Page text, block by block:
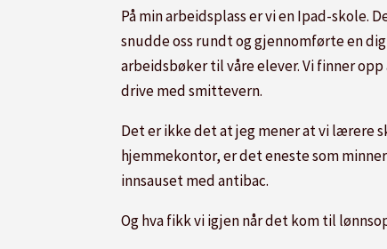
På min arbeidsplass er vi en Ipad-skole.
snudde oss rundt og gjennomførte en
arbeidsbøker til våre elever. Vi finner
drive med smittevern.
Det er ikke det at jeg mener at vi lærere
hjemmekontor, er det eneste som
innsauset med antibac.
Og hva fikk vi igjen når det kom til